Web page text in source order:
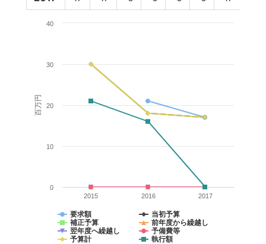
百万円
要求額
当初予算
補正予算
前年度から繰越し
翌年度へ繰越し
予備費等
予算計
執行額
2015 2016 2017
0
10
20
30
40